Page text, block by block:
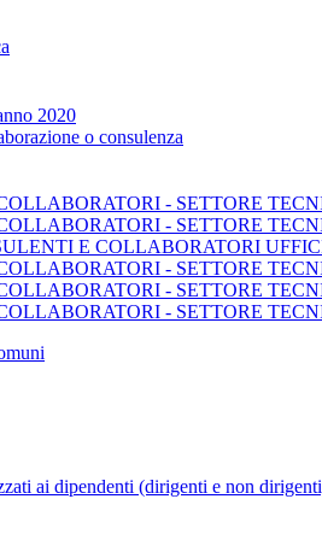
2020
o consulenza
- SETTORE
- SETTORE
E COLLABORATORI
- SETTORE
- SETTORE
- SETTORE
ai dipendenti (dirigenti e non